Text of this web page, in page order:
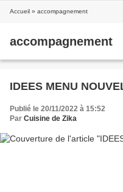
Accueil » accompagnement
accompagnement
IDEES MENU
Publié le 20/11/2022 à 15:52
Par Cuisine de Zika